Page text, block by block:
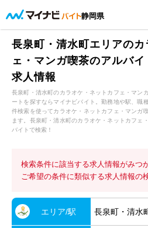
静岡県
長泉町・清水町エリアの
ェ・マンガ喫茶のアルバ
求人情報
長泉町・清水町のカラオケ・ネットカフェ・マン
ートを探すならマイナビバイト。勤務地や駅、職
件検索を使ってカラオケ・ネットカフェ・マンガ
ます。長泉町・清水町のカラオケ・ネットカフェ
バイトで検索！
検索条件に該当する求人情報がみつ
ご希望の条件に類似する求人情報の
エリア/駅 長泉町・清水